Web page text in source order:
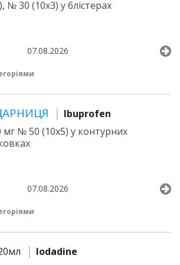
№ 30 (10х3) у блістерах
07.08.2026
Ibuprofen
№ 50 (10х5) у контурних
07.08.2026
Iodadine